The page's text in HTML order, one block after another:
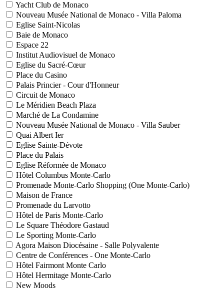
Yacht Club de Monaco
Nouveau Musée National de Monaco - Villa Paloma
Eglise Saint-Nicolas
Baie de Monaco
Espace 22
Institut Audiovisuel de Monaco
Eglise du Sacré-Cœur
Place du Casino
Palais Princier - Cour d'Honneur
Circuit de Monaco
Le Méridien Beach Plaza
Marché de La Condamine
Nouveau Musée National de Monaco - Villa Sauber
Quai Albert Ier
Eglise Sainte-Dévote
Place du Palais
Eglise Réformée de Monaco
Hôtel Columbus Monte-Carlo
Promenade Monte-Carlo Shopping (One Monte-Carlo)
Maison de France
Promenade du Larvotto
Hôtel de Paris Monte-Carlo
Le Square Théodore Gastaud
Le Sporting Monte-Carlo
Agora Maison Diocésaine - Salle Polyvalente
Centre de Conférences - One Monte-Carlo
Hôtel Fairmont Monte Carlo
Hôtel Hermitage Monte-Carlo
New Moods